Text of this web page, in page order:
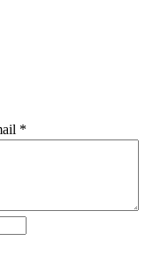
*